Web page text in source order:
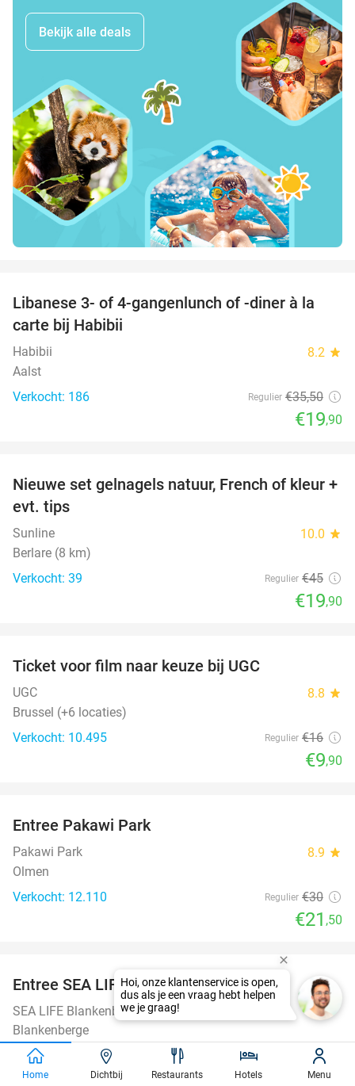
Bekijk alle deals
44%
Libanese 3- of 4-gangenlunch of -diner à la
carte bij Habibii
Habibii 8.2 star
Aalst
Verkocht: 186
Regulier €35,50
€19,90
56%
Nieuwe set gelnagels natuur, French of kleur +
evt. tips
Sunline 10.0 star
Berlare (8 km)
Verkocht: 39
Regulier €45
€19,90
Ticket voor film naar keuze bij UGC
UGC 8.8 star
Brussel (+6 locaties)
Verkocht: 10.495
Regulier €16
€9,90
Entree Pakawi Park
Pakawi Park 8.9 star
Olmen
Verkocht: 12.110
Regulier €30
€21 ,50
20%
Entree SEA LIFE Blankenberge
SEA LIFE Blankenberge
Blankenberge
Verkocht: 10.557
€21
€16,80
Home Dichtbij Restaurants Hotels Menu